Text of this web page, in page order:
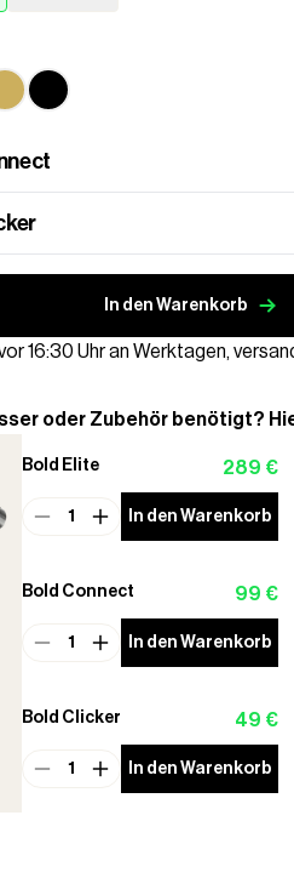
In den Warenkorb
16:30 Uhr an Werktagen,
oder Zubehör benötigt?
Bold Elite 289 €
1 In den Warenkorb
Bold Connect 99 €
1 In den Warenkorb
Bold Clicker 49 €
1 In den Warenkorb